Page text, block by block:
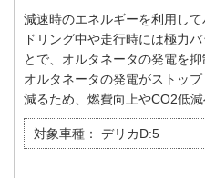
減速時のエネルギーを利用し
ドリング中や走行時には極力
とで、オルタネータの発電を抑
オルタネータの発電がストッ
減るため、燃費向上やCO2低減
対象車種： デリカD:5